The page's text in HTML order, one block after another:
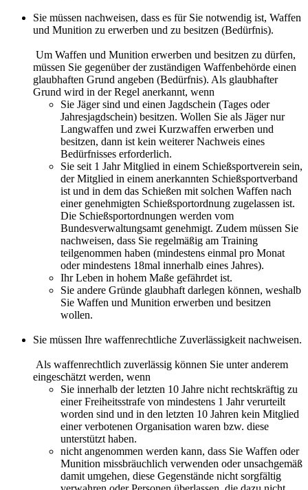
Sie müssen nachweisen, dass es für Sie notwendig ist, Waffen
und Munition zu erwerben und zu besitzen (Bedürfnis).
Um Waffen und Munition erwerben und besitzen zu dürfen,
müssen Sie gegenüber der zuständigen Waffenbehörde einen
glaubhaften Grund angeben (Bedürfnis). Als glaubhafter
Grund wird in der Regel anerkannt, wenn
Sie Jäger sind und einen Jagdschein (Tages oder
Jahresjagdschein) besitzen. Wollen Sie als Jäger nur
Langwaffen und zwei Kurzwaffen erwerben und
besitzen, dann ist kein weiterer Nachweis eines
Bedürfnisses erforderlich.
Sie seit 1 Jahr Mitglied in einem Schießsportverein sein,
der Mitglied in einem anerkannten Schießsportverband
ist und in dem das Schießen mit solchen Waffen nach
einer genehmigten Schießsportordnung zugelassen ist.
Die Schießsportordnungen werden vom
Bundesverwaltungsamt genehmigt. Zudem müssen Sie
nachweisen, dass Sie regelmäßig am Training
teilgenommen haben (mindestens einmal pro Monat
oder mindestens 18mal innerhalb eines Jahres).
Ihr Leben in hohem Maße gefährdet ist.
Sie andere Gründe glaubhaft darlegen können, weshalb
Sie Waffen und Munition erwerben und besitzen
wollen.
Sie müssen Ihre waffenrechtliche Zuverlässigkeit nachweisen.
Als waffenrechtlich zuverlässig können Sie unter anderem
eingeschätzt werden, wenn
Sie innerhalb der letzten 10 Jahre nicht rechtskräftig zu
einer Freiheitsstrafe von mindestens 1 Jahr verurteilt
worden sind und in den letzten 10 Jahren kein Mitglied
einer verbotenen Organisation waren bzw. diese
unterstützt haben.
nicht angenommen werden kann, dass Sie Waffen oder
Munition missbräuchlich verwenden oder unsachgemäß
damit umgehen, diese Gegenstände nicht sorgfältig